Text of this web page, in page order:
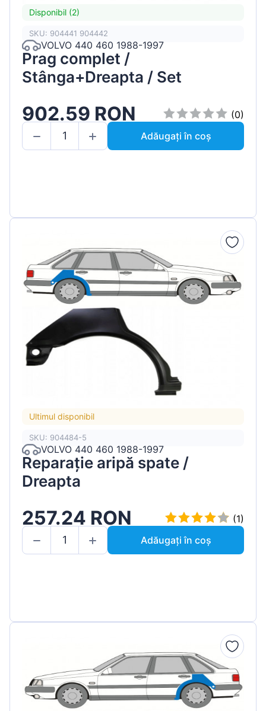
Disponibil (2)
SKU: 904441 904442
VOLVO 440 460 1988-1997
Prag complet /
Stânga+Dreapta / Set
902.59 RON
(0)
Adăugați în coș
Ultimul disponibil
SKU: 904484-5
VOLVO 440 460 1988-1997
Reparație aripă spate /
Dreapta
257.24 RON
(1)
Adăugați în coș